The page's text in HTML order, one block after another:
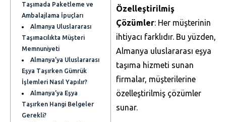
Taşımada Paketleme ve
Ambalajlama İpuçları
Almanya Uluslararası
Taşımacılıkta Müşteri
Memnuniyeti
Almanya’ya Uluslararası
Eşya Taşırken Gümrük
İşlemleri Nasıl Yapılır?
Almanya’ya Eşya
Taşırken Hangi Belgeler
Gerekli?
Özelleştirilmiş
Çözümler: Her müşterinin
ihtiyacı farklıdır. Bu yüzden,
Almanya uluslararası eşya
taşıma hizmeti sunan
firmalar, müşterilerine
özelleştirilmiş çözümler
sunar.